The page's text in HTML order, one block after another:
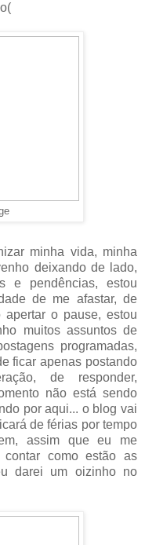
minha vida, minha
deixando de lado,
e pendências, estou
de me afastar, de
apertar o pause, estou
muitos assuntos de
programadas,
ficar apenas postando
de responder,
não está sendo
por aqui... o blog vai
de férias por tempo
assim que eu me
como estão as
darei um oizinho no